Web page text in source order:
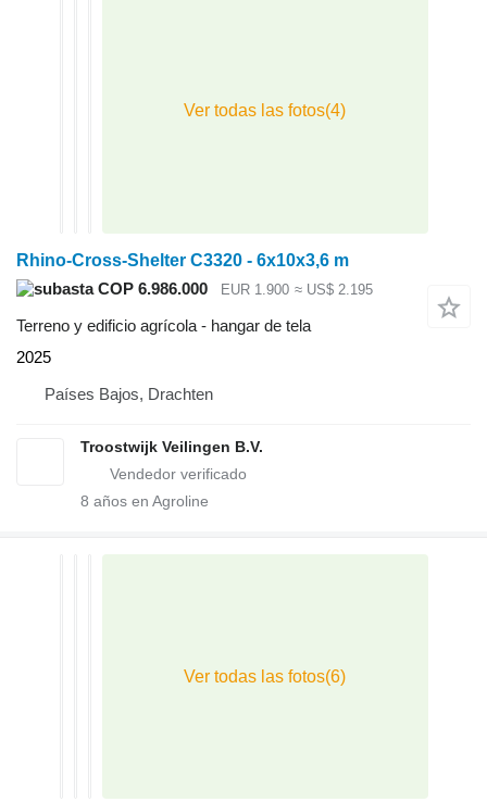
Rhino-Cross-Shelter C3320 - 6x10x3,6 m
COP 6.986.000
EUR 1.900 ≈ US$ 2.195
Terreno y edificio agrícola - hangar de tela
2025
Países Bajos, Drachten
Troostwijk Veilingen B.V.
8 años en Agroline